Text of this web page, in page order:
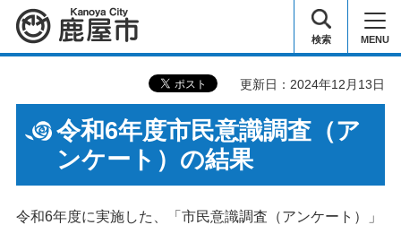
鹿屋市 検索 MENU
更新日：2024年12月13日
令和6年度市民意識調査（ア
ンケート）の結果
令和6年度に実施した、「市民意識調査（アンケート）」